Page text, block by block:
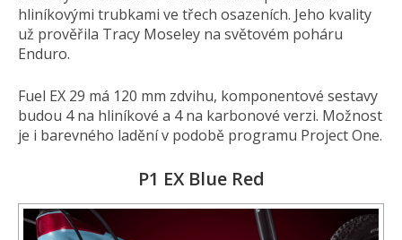
hliníkovými trubkami ve třech osazeních. Jeho kvality
už prověřila Tracy Moseley na světovém poháru
Enduro.
Fuel EX 29 má 120 mm zdvihu, komponentové sestavy
budou 4 na hliníkové a 4 na karbonové verzi. Možnost
je i barevného ladění v podobě programu Project One.
P1 EX Blue Red